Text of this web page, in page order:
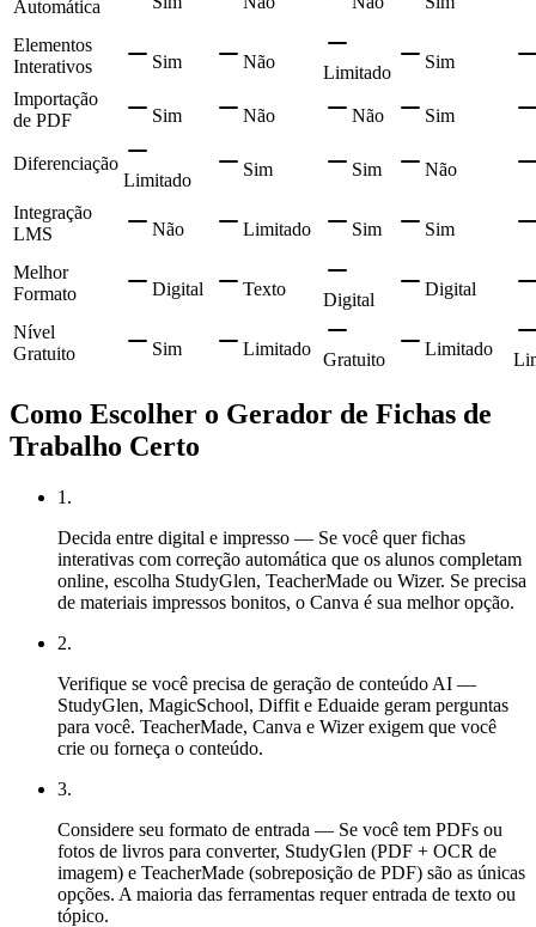
Automática
Elementos
Interativos
Sim Não
Limitado
Sim
Importação
de PDF
Sim Não Não Sim
Diferenciação
Limitado
Sim Sim Não
Integração
LMS
Não Limitado Sim Sim
Melhor
Formato
Digital Texto
Digital
Digital
Nível
Gratuito
Sim Limitado
Gratuito
Limitado
Como Escolher o Gerador de Fichas de
Trabalho Certo
1 .
Decida entre digital e impresso — Se você quer fichas
interativas com correção automática que os alunos completam
online, escolha StudyGlen, TeacherMade ou Wizer. Se precisa
de materiais impressos bonitos, o Canva é sua melhor opção.
2.
Verifique se você precisa de geração de conteúdo AI —
StudyGlen, MagicSchool, Diffit e Eduaide geram perguntas
para você. TeacherMade, Canva e Wizer exigem que você
crie ou forneça o conteúdo.
3.
Considere seu formato de entrada — Se você tem PDFs ou
fotos de livros para converter, StudyGlen (PDF + OCR de
imagem) e TeacherMade (sobreposição de PDF) são as únicas
opções. A maioria das ferramentas requer entrada de texto ou
tópico.